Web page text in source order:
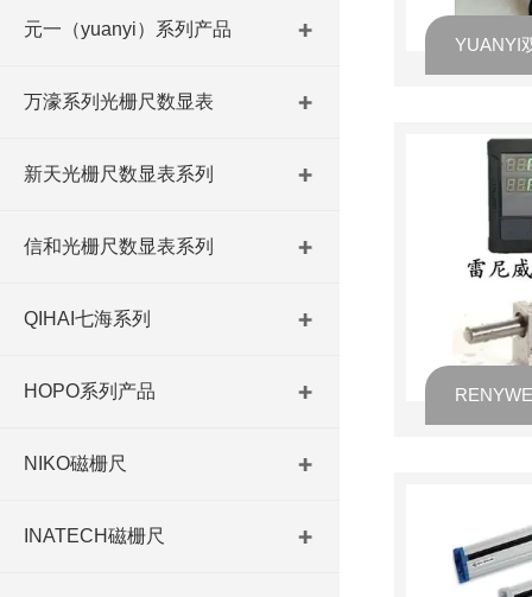
元一（yuanyi）系列产品
万濠系列光栅尺数显表
新天光栅尺数显表系列
信和光栅尺数显表系列
QIHAI七海系列
HOPO系列产品
NIKO磁栅尺
INATECH磁栅尺